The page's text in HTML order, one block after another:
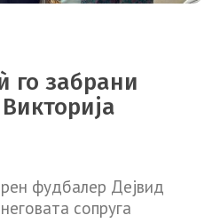
го забрани
фудбалер Дејвид
сопруга